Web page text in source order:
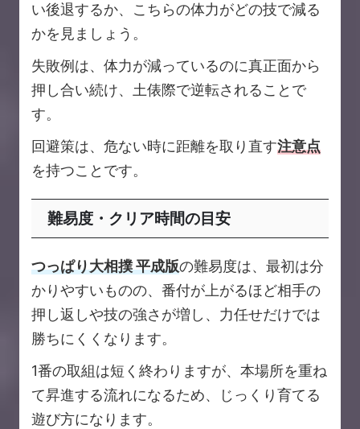
い後退するか、こちらの体力がどの技で減る
かを見ましょう。
失敗例は、体力が減っているのに真正面から
押し合い続け、土俵際で逆転されることで
す。
回避策は、危ない時に距離を取り直す注意点
を持つことです。
難易度・クリア時間の目安
つっぱり大相撲 平成版の難易度は、最初は分
かりやすいものの、番付が上がるほど相手の
押し返しや技の強さが増し、力任せだけでは
勝ちにくくなります。
1番の取組は短く終わりますが、本場所を重ね
て昇進する流れになるため、じっくり育てる
遊び方になります。